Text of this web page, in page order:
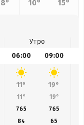
8°
10°
15°
Утро
06:00 09:00
11° 19°
11° 19°
765 765
84 65